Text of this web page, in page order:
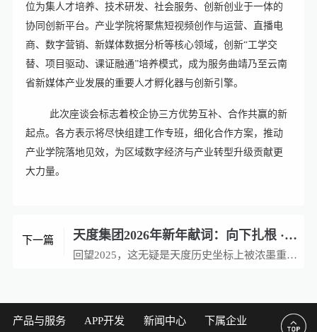
位为集人才培养、技术研发、社会服务、创新创业于一体的
协同创新平台。产业学院将聚焦短视频创作与运营、直播电
商、数字营销、新媒体数据分析等核心领域，创新“工学交
替、项目驱动、课证融通”培养模式，成为服务曲靖乃至云南
省新媒体产业发展的重要人才孵化器与创新引擎。
此次座谈会标志着校企协三方优势互补、合作共赢的新
起点。各方表示将尽快组建工作专班，细化合作方案，推动
产业学院落地见效，为区域数字经济与产业转型升级贡献更
大力量。
下一篇 天度集团2026年新年献词：向下扎根 · 向上生长
回望2025，这无疑是天度历史坐标上被浓墨重彩标记的一年——我们不仅走过了风雨兼程的二十载，在温暖的篝火与星光下共同庆祝“廿载同行”；我们也乔迁新居，在亲手打造、融汇科技与美学的新总部办公室，开启了全新的篇章

产品与服务 APP开发 新闻中心 下属企业